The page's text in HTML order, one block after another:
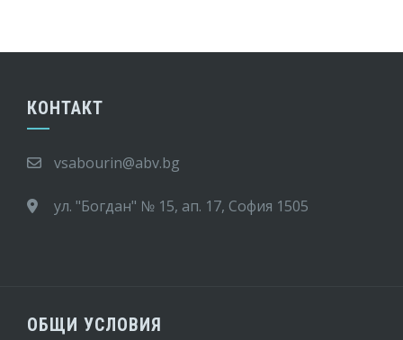
КОНТАКТ
vsabourin@abv.bg
ул. "Богдан" № 15, ап. 17, София 1505
ОБЩИ УСЛОВИЯ